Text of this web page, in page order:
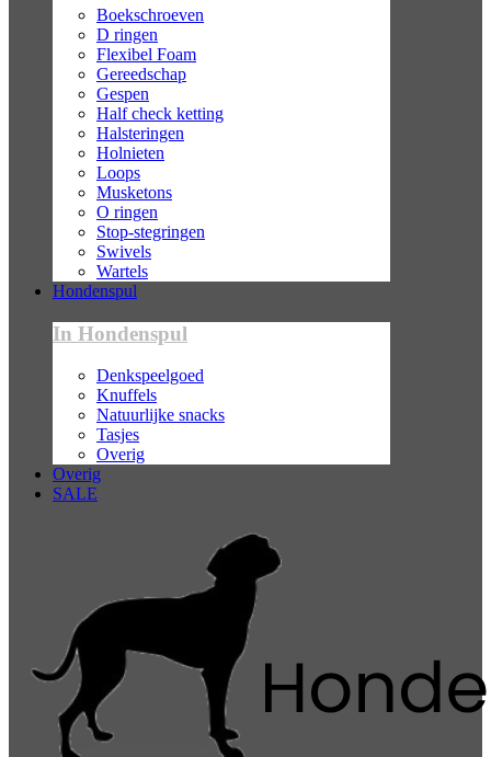
Boekschroeven
D ringen
Flexibel Foam
Gereedschap
Gespen
Half check ketting
Halsteringen
Holnieten
Loops
Musketons
O ringen
Stop-stegringen
Swivels
Wartels
Hondenspul
In Hondenspul
Denkspeelgoed
Knuffels
Natuurlijke snacks
Tasjes
Overig
Overig
SALE